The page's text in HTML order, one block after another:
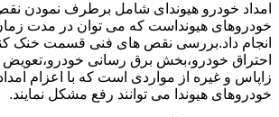
امداد خودرو هیوندای شامل برطرف نمودن
خودروهای هیونداست که می توان در مدت
انجام داد.بررسی نقص های فنی قسمت خنک
احتراق خودرو،بخش برق رسانی خودرو،تعویض
زاپاس و غیره از مواردی است که با اعزام
خودروهای هیوندا می توانند رفع مشکل نمایند.